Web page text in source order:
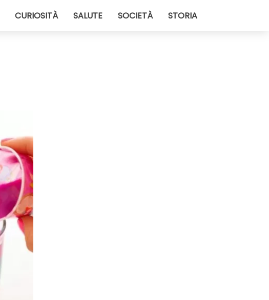
CURIOSITÀ SALUTE SOCIETÀ STORIA